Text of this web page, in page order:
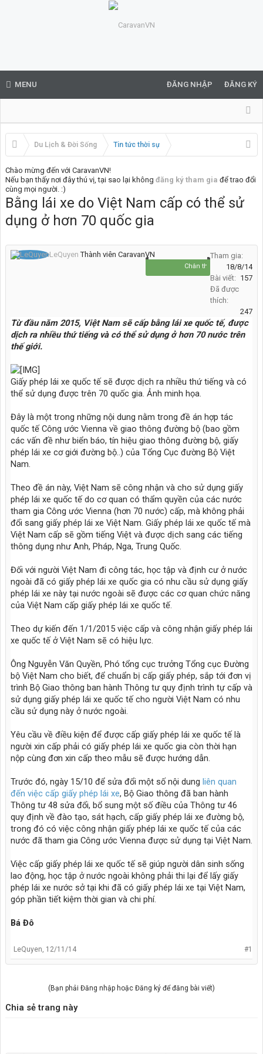
MENU ĐĂNG NHẬP ĐĂNG KÝ
Du Lịch & Đời Sống Tin tức thời sự
Chào mừng đến với CaravanVN!
Nếu bạn thấy nơi đây thú vị, tại sao lại không đăng ký tham gia để trao đổi
cùng mọi người. :)
Bằng lái xe do Việt Nam cấp có thể sử
dụng ở hơn 70 quốc gia
LeQuyen Thành viên CaravanVN
Chân thèm đất lạ...
Tham gia:
18/8/14
Bài viết: 157
Đã được
thích:
247
Từ đầu năm 2015, Việt Nam sẽ cấp bằng lái xe quốc tế, được
dịch ra nhiều thứ tiếng và có thể sử dụng ở hơn 70 nước trên
thế giới.
Giấy phép lái xe quốc tế sẽ được dịch ra nhiều thứ tiếng và có
thể sử dụng được trên 70 quốc gia. Ảnh minh họa.
Đây là một trong những nội dung nằm trong đề án hợp tác
quốc tế Công ước Vienna về giao thông đường bộ (bao gồm
các vấn đề như biển báo, tín hiệu giao thông đường bộ, giấy
phép lái xe cơ giới đường bộ..) của Tổng Cục đường Bộ Việt
Nam.
Theo đề án này, Việt Nam sẽ công nhận và cho sử dụng giấy
phép lái xe quốc tế do cơ quan có thẩm quyền của các nước
tham gia Công ước Vienna (hơn 70 nước) cấp, mà không phải
đổi sang giấy phép lái xe Việt Nam. Giấy phép lái xe quốc tế mà
Việt Nam cấp sẽ gồm tiếng Việt và được dịch sang các tiếng
thông dụng như Anh, Pháp, Nga, Trung Quốc.
Đối với người Việt Nam đi công tác, học tập và định cư ở nước
ngoài đã có giấy phép lái xe quốc gia có nhu cầu sử dụng giấy
phép lái xe này tại nước ngoài sẽ được các cơ quan chức năng
của Việt Nam cấp giấy phép lái xe quốc tế.
Theo dự kiến đến 1/1/2015 việc cấp và công nhận giấy phép lái
xe quốc tế ở Việt Nam sẽ có hiệu lực.
Ông Nguyễn Văn Quyền, Phó tổng cục trưởng Tổng cục Đường
bộ Việt Nam cho biết, để chuẩn bị cấp giấy phép, sắp tới đơn vị
trình Bộ Giao thông ban hành Thông tư quy định trình tự cấp và
sử dụng giấy phép lái xe quốc tế cho người Việt Nam có nhu
cầu sử dụng này ở nước ngoài.
Yêu cầu về điều kiện để được cấp giấy phép lái xe quốc tế là
người xin cấp phải có giấy phép lái xe quốc gia còn thời hạn
nộp cùng đơn xin cấp theo mẫu sẽ được hướng dẫn.
Trước đó, ngày 15/10 để sửa đổi một số nội dung liên quan
đến việc cấp giấy phép lái xe, Bộ Giao thông đã ban hành
Thông tư 48 sửa đổi, bổ sung một số điều của Thông tư 46
quy định về đào tạo, sát hạch, cấp giấy phép lái xe đường bộ,
trong đó có việc công nhận giấy phép lái xe quốc tế của các
nước đã tham gia Công ước Vienna được sử dụng tại Việt Nam.
Việc cấp giấy phép lái xe quốc tế sẽ giúp người dân sinh sống
lao động, học tập ở nước ngoài không phải thi lại để lấy giấy
phép lái xe nước sở tại khi đã có giấy phép lái xe tại Việt Nam,
góp phần tiết kiệm thời gian và chi phí.
Bá Đô
#1
LeQuyen, 12/11/14
(Bạn phải Đăng nhập hoặc Đăng ký để đăng bài viết)
Chia sẻ trang này